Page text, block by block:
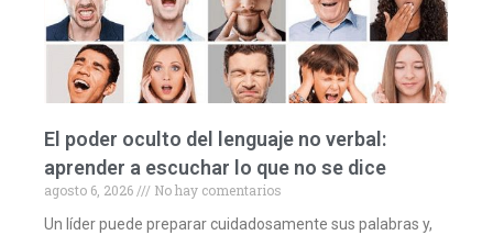
El poder oculto del lenguaje no verbal:
aprender a escuchar lo que no se dice
agosto 6, 2026
No hay comentarios
Un líder puede preparar cuidadosamente sus palabras y,